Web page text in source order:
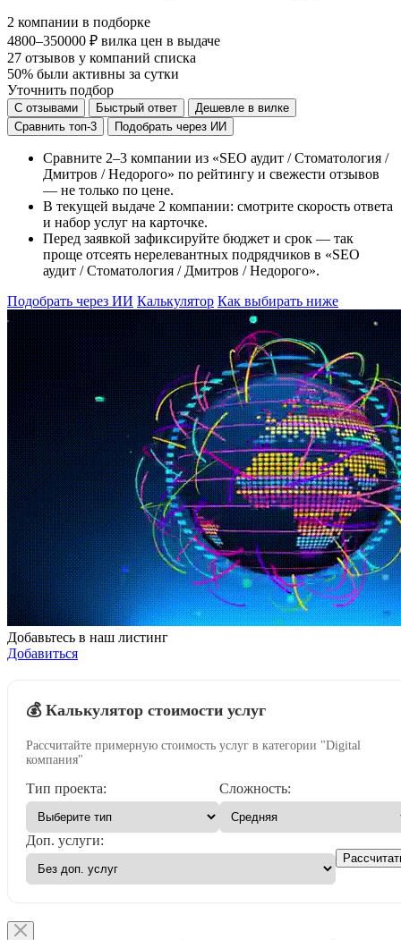
2 компании в подборке
4800–350000 ₽ вилка цен в выдаче
27 отзывов у компаний списка
50% были активны за сутки
Уточнить подбор
С отзывами Быстрый ответ
Дешевле в вилке
Сравнить топ-3
Подобрать через ИИ
Сравните 2–3 компании из «SEO аудит / Стоматология /
Дмитров / Недорого» по рейтингу и свежести отзывов
— не только по цене.
В текущей выдаче 2 компании: смотрите скорость ответа
и набор услуг на карточке.
Перед заявкой зафиксируйте бюджет и срок — так
проще отсеять нерелевантных подрядчиков в «SEO
аудит / Стоматология / Дмитров / Недорого».
Подобрать через ИИ Калькулятор Как выбирать ниже
Добавьтесь в наш листинг
Добавиться
💰 Калькулятор стоимости услуг
Рассчитайте примерную стоимость услуг в категории "Digital
компания"
Тип проекта: Сложность:
Доп. услуги: